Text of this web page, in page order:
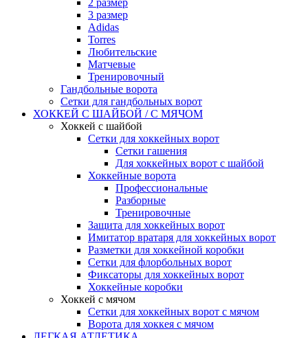
2 размер
3 размер
Adidas
Torres
Любительские
Матчевые
Тренировочный
Гандбольные ворота
Сетки для гандбольных ворот
ХОККЕЙ С ШАЙБОЙ / С МЯЧОМ
Хоккей с шайбой
Сетки для хоккейных ворот
Сетки гашения
Для хоккейных ворот с шайбой
Хоккейные ворота
Профессиональные
Разборные
Тренировочные
Защита для хоккейных ворот
Имитатор вратаря для хоккейных ворот
Разметки для хоккейной коробки
Сетки для флорбольных ворот
Фиксаторы для хоккейных ворот
Хоккейные коробки
Хоккей с мячом
Сетки для хоккейных ворот с мячом
Ворота для хоккея с мячом